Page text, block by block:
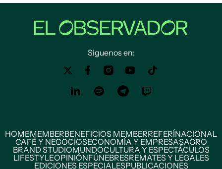
Siguenos en:
HOMEMEMBERBENEFICIOS MEMBERREFERÍNACIONAL
CAFÉ Y NEGOCIOSECONOMÍA Y EMPRESASAGRO
BRAND STUDIOMUNDOCULTURA Y ESPECTÁCULOS
LIFESTYLEOPINIÓNFÚNEBRESREMATES Y LEGALES
EDICIONES ESPECIALESPUBLICACIONES